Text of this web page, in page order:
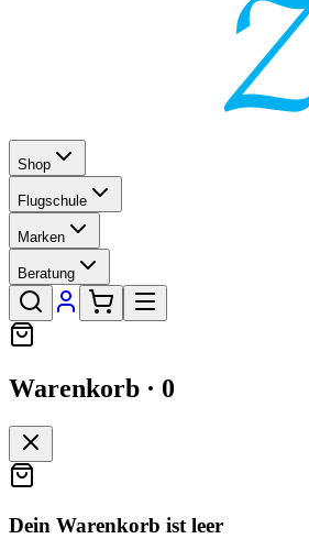
Shop
Flugschule
Marken
Beratung
Warenkorb · 0
Dein Warenkorb ist leer